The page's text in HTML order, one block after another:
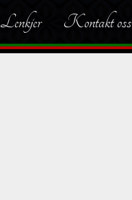
Lenkjer Kontakt oss